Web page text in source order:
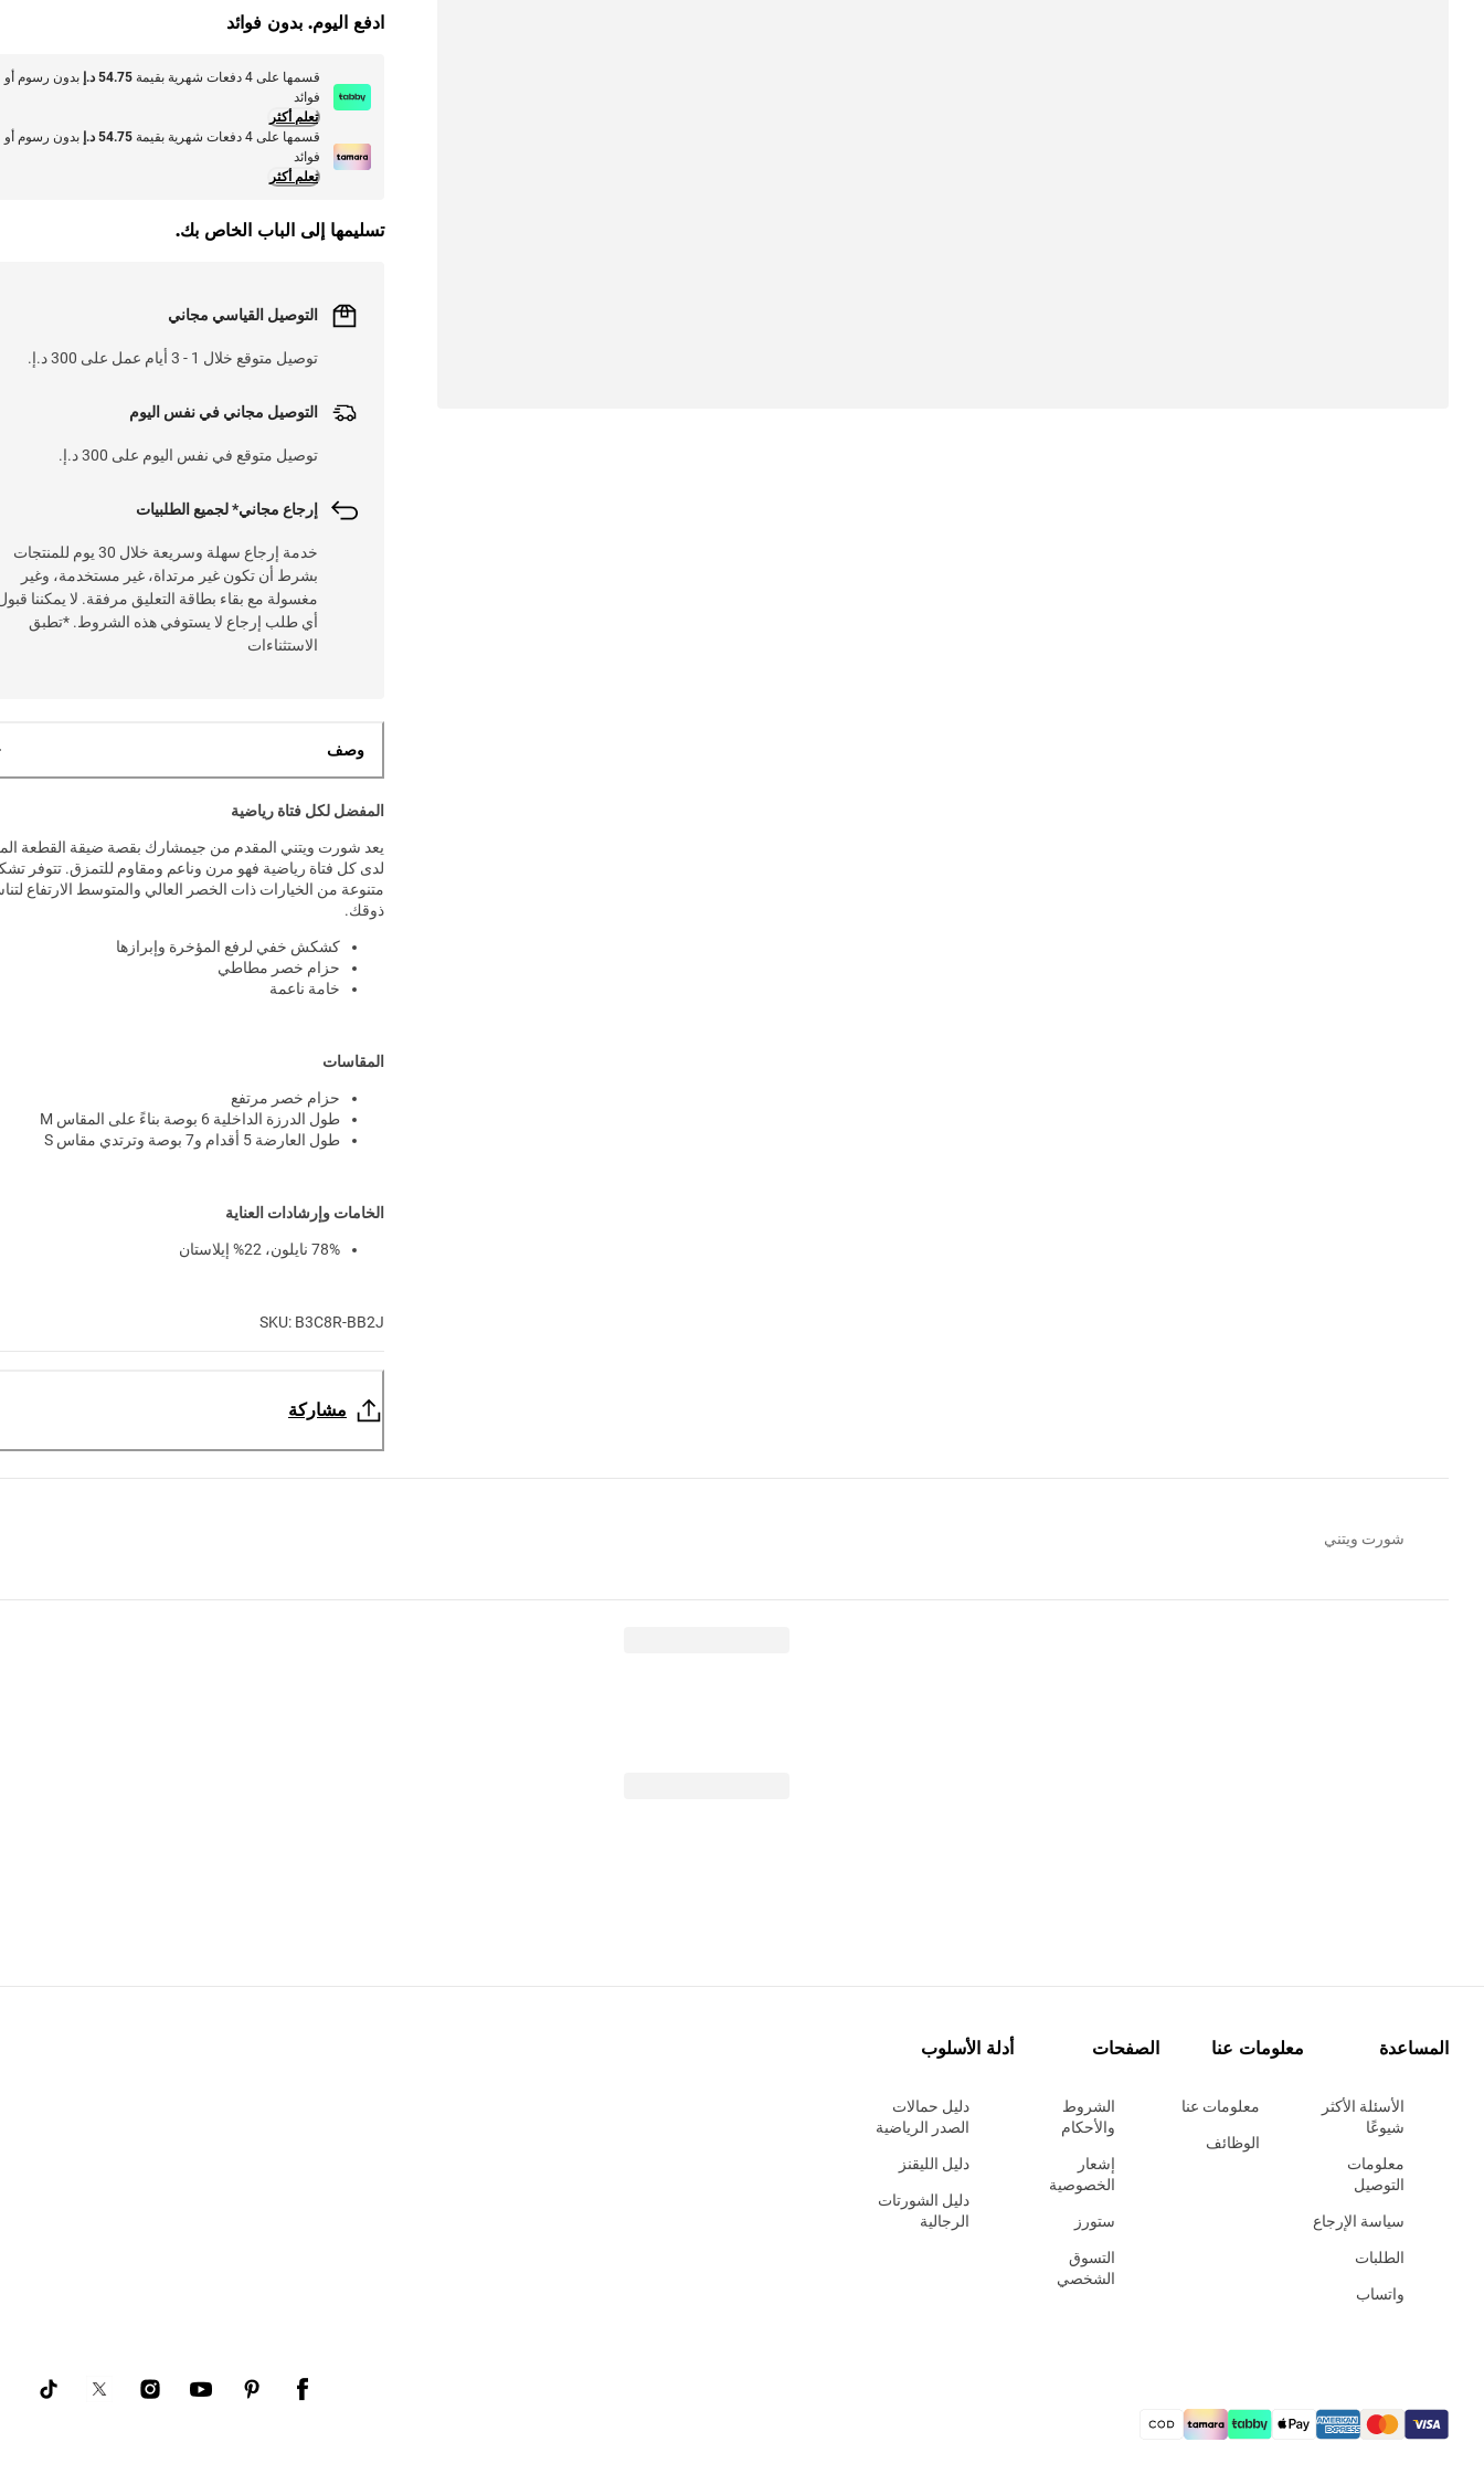
ادفع اليوم. بدون فوائد
قسمها على 4 دفعات شهرية بقيمة 54.75 د.إ
بدون رسوم أو
فوائد
تعلم أكثر
قسمها على 4 دفعات شهرية بقيمة
54.75 د.إ
بدون رسوم أو
فوائد
تعلم أكثر
تسليمها إلى الباب الخاص بك.
التوصيل القياسي مجاني
توصيل متوقع خلال 1 - 3 أيام عمل على 300 د.إ.
التوصيل مجاني في نفس اليوم
توصيل متوقع في نفس اليوم على 300 د.إ.
إرجاع مجاني* لجميع الطلبيات
خدمة إرجاع سهلة وسريعة خلال 30 يوم للمنتجات
بشرط أن تكون غير مرتداة، غير مستخدمة، وغير
مغسولة مع بقاء بطاقة التعليق مرفقة. لا يمكننا
أي طلب إرجاع لا يستوفي هذه الشروط. *تطبق
الاستثناءات
وصف
المفضل لكل فتاة رياضية
يعد شورت ويتني المقدم من جيمشارك بقصة ضيقة القطعة
لدى كل فتاة رياضية فهو مرن وناعم ومقاوم للتمزق. تتوفر
متنوعة من الخيارات ذات الخصر العالي والمتوسط ​​الارتفاع
ذوقك.
كشكش خفي لرفع المؤخرة وإبرازها
حزام خصر مطاطي
خامة ناعمة
المقاسات
حزام خصر مرتفع
طول الدرزة الداخلية 6 بوصة بناءً على المقاس M
طول العارضة 5 أقدام و7 بوصة وترتدي مقاس S
الخامات وإرشادات العناية
78% نايلون، 22% إيلاستان
SKU: B3C8R-BB2J
مشاركة
شورت ويتني
المساعدة
الأسئلة الأكثر
شيوعًا
معلومات
التوصيل
سياسة الإرجاع
الطلبات
واتساب
معلومات عنا
معلومات عنا
الوظائف
الصفحات
الشروط
والأحكام
إشعار
الخصوصية
ستورز
التسوق
الشخصي
أدلة الأسلوب
دليل حمالات
الصدر الرياضية
دليل الليقنز
دليل الشورتات
الرجالية